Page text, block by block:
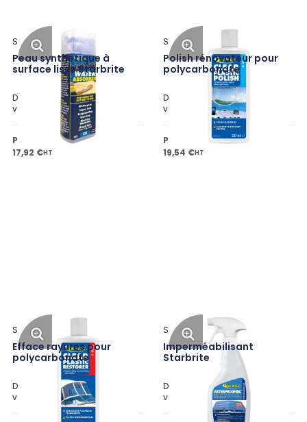
Peau synthétique à
surface lisse Starbrite
Star Brite
Disponible en plusieurs
variantes
Prix public à partir de
17,92 €HT
Polish rénovateur pour
polycarbonate
Star Brite
Disponible en plusieurs
variantes
Prix public à partir de
19,54 €HT
Efface rayures pour
polycarbonate
Star Brite
Disponible en plusieurs
variantes
Imperméabilisant
Starbrite
Star Brite
Disponible en plusieurs
variantes